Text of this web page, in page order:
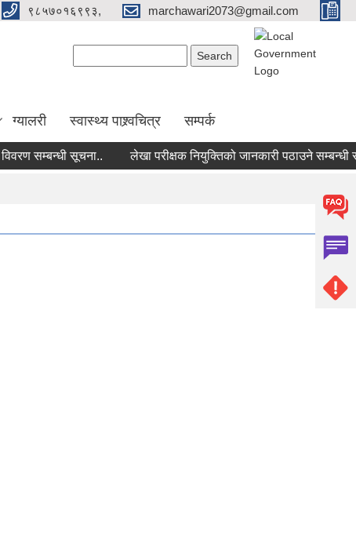
९८५७०१६९९३, marchawari2073@gmail.com
ग्यालरी स्वास्थ्य पाश्र्वचित्र सम्पर्क
सम्बन्धी सूचना.. लेखा परीक्षक नियुक्तिको जानकारी पठाउने सम्बन्धी